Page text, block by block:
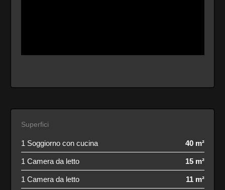
Superfici
1 Soggiorno con cucina 40 m²
1 Camera da letto 15 m²
1 Camera da letto 11 m²